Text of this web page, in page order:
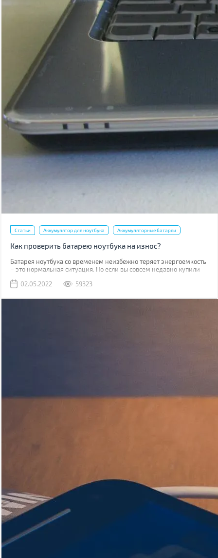
Статьи Аккумулятор для ноутбука Аккумуляторные батареи
Как проверить батарею ноутбука на износ?
Батарея ноутбука со временем неизбежно теряет энергоемкость
– это нормальная ситуация. Но если вы совсем недавно купили
случае, когда гарантийный срок батареи (обычно от 1 до 3 лет в
она сильно износилась (более 20%), то производитель
02.05.2022 59323